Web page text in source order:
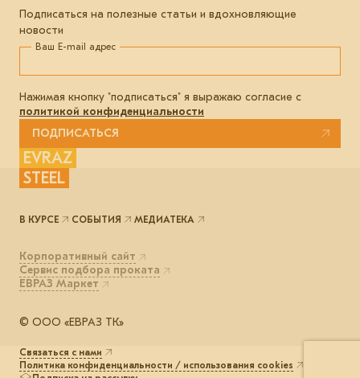
Подписаться на полезные статьи и вдохновляющие
новости
Ваш E-mail адрес
Нажимая кнопку "подписаться" я выражаю согласие с
политикой конфиденциальности
ПОДПИСАТЬСЯ
EVRAZ
STEEL
© ООО «ЕВРАЗ ТК»
Корпоративный сайт
Сервис подбора проката
ЕВРАЗ Маркет
В КУРСЕ СОБЫТИЯ МЕДИАТЕКА
Связаться с нами
Политика конфиденциальности / использования cookies